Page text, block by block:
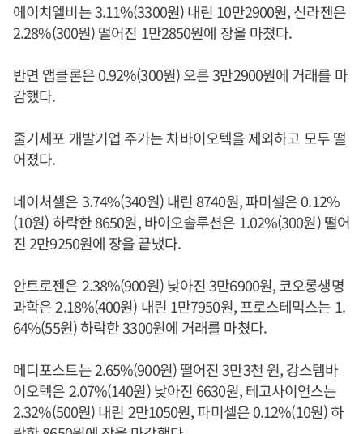
에이치엘비는 3.11%(3300원) 내린 10만2900원, 신라젠은
2.28%(300원) 떨어진 1만2850원에 장을 마쳤다.
반면 앱클론은 0.92%(300원) 오른 3만2900원에 거래를 마
감했다.
줄기세포 개발기업 주가는 차바이오텍을 제외하고 모두 떨
어졌다.
네이처셀은 3.74%(340원) 내린 8740원, 파미셀은 0.12%
(10원) 하락한 8650원, 바이오솔루션은 1.02%(300원) 떨어
진 2만9250원에 장을 끝냈다.
안트로젠은 2.38%(900원) 낮아진 3만6900원, 코오롱생명
과학은 2.18%(400원) 내린 1만7950원, 프로스테믹스는 1.
64%(55원) 하락한 3300원에 거래를 마쳤다.
메디포스트는 2.65%(900원) 떨어진 3만3천 원, 강스템바
이오텍은 2.07%(140원) 낮아진 6630원, 테고사이언스는
2.32%(500원) 내린 2만1050원, 파미셀은 0.12%(10원) 하